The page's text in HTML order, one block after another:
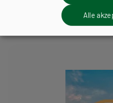
Weitere
Alle